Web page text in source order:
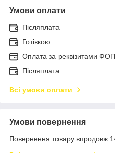
Умови оплати
Післяплата
Готівкою
Оплата за реквізитами
Післяплата
Всі умови оплати
Умови повернення
Повернення товару впродовж